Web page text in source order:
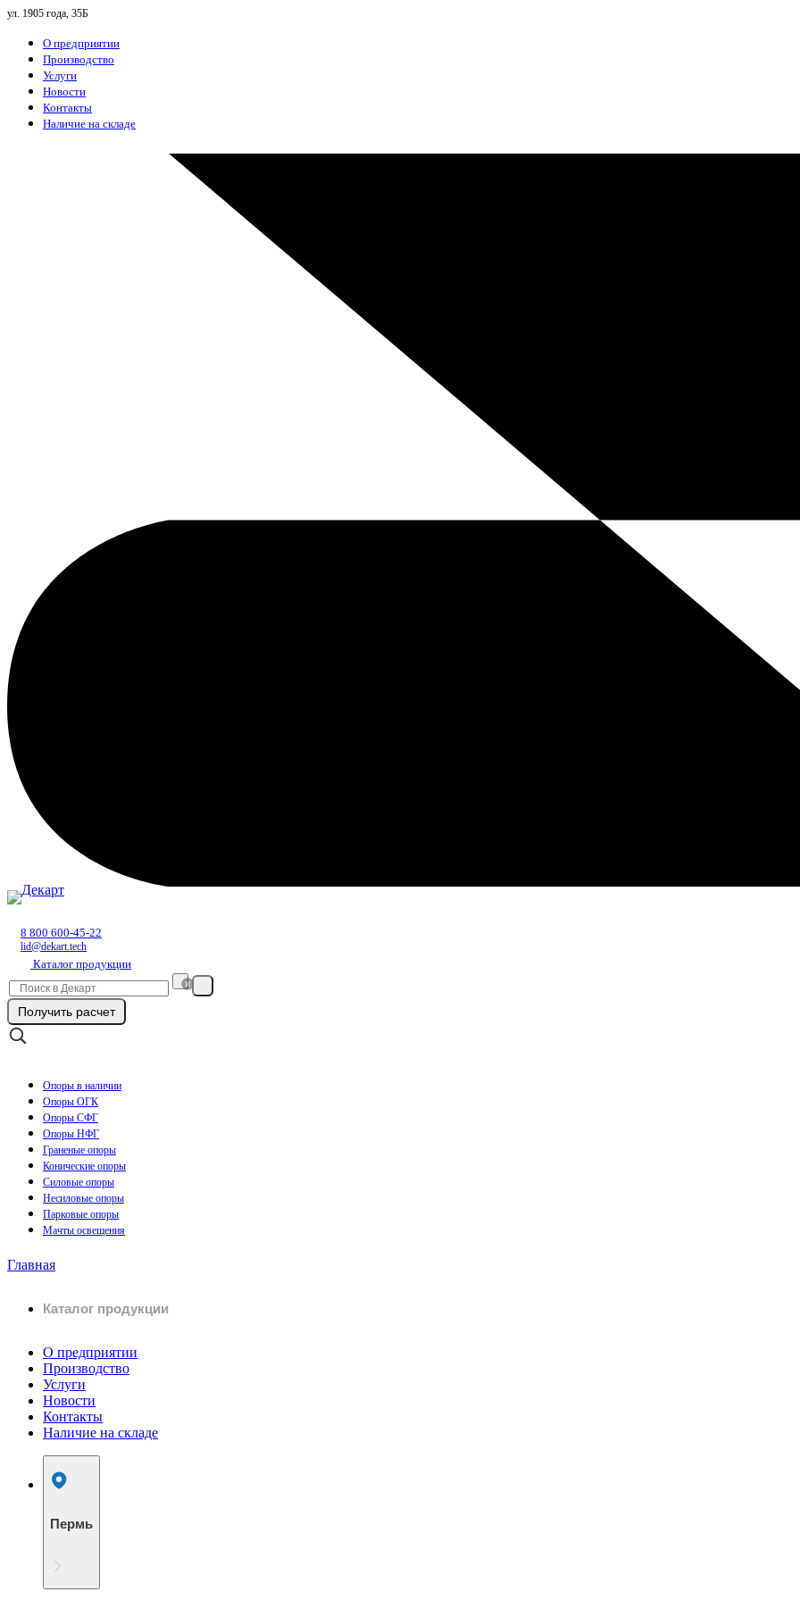
ул. 1905 года, 35Б
О предприятии
Производство
Услуги
Новости
Контакты
Наличие на складе
8 800 600-45-22
lid@dekart.tech
Каталог продукции
Получить расчет
Опоры в наличии
Опоры ОГК
Опоры СФГ
Опоры НФГ
Граненые опоры
Конические опоры
Силовые опоры
Несиловые опоры
Парковые опоры
Мачты освещения
Главная
Каталог продукции
О предприятии
Производство
Услуги
Новости
Контакты
Наличие на складе
Пермь